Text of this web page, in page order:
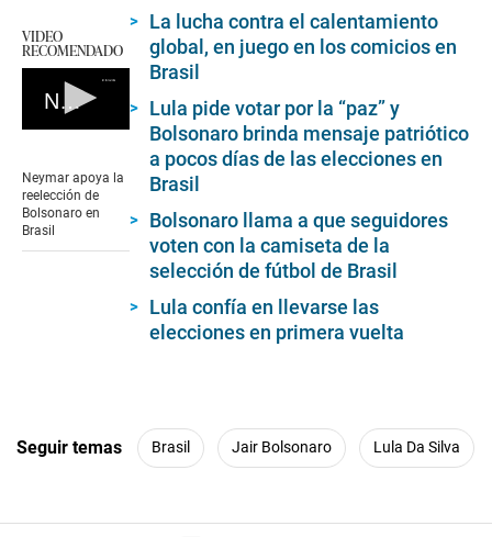
VIDEO
RECOMENDADO
Neymar apoya la reelección de Bolsonaro en Brasil
of
0
seconds
Neymar apoya la
reelección de
Bolsonaro en
Brasil
La lucha contra el calentamiento
global, en juego en los comicios en
Brasil
Lula pide votar por la “paz” y
Bolsonaro brinda mensaje patriótico
a pocos días de las elecciones en
Brasil
Bolsonaro llama a que seguidores
voten con la camiseta de la
selección de fútbol de Brasil
Lula confía en llevarse las
elecciones en primera vuelta
Seguir temas Brasil Jair Bolsonaro Lula Da Silva